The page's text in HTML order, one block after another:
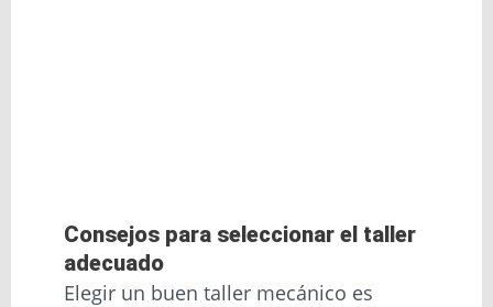
Consejos para seleccionar el taller
adecuado
Elegir un buen taller mecánico es